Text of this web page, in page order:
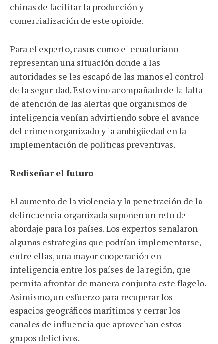
chinas de facilitar la producción y
comercialización de este opioide.
Para el experto, casos como el ecuatoriano
representan una situación donde a las
autoridades se les escapó de las manos el control
de la seguridad. Esto vino acompañado de la falta
de atención de las alertas que organismos de
inteligencia venían advirtiendo sobre el avance
del crimen organizado y la ambigüedad en la
implementación de políticas preventivas.
Rediseñar el futuro
El aumento de la violencia y la penetración de la
delincuencia organizada suponen un reto de
abordaje para los países. Los expertos señalaron
algunas estrategias que podrían implementarse,
entre ellas, una mayor cooperación en
inteligencia entre los países de la región, que
permita afrontar de manera conjunta este flagelo.
Asimismo, un esfuerzo para recuperar los
espacios geográficos marítimos y cerrar los
canales de influencia que aprovechan estos
grupos delictivos.